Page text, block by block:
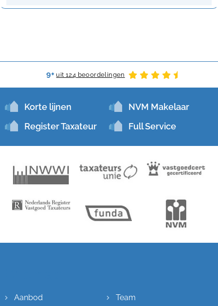
9+ uit 124 beoordelingen
Korte lijnen
NVM Makelaar
Register Taxateur
Full Service
Aanbod
Team